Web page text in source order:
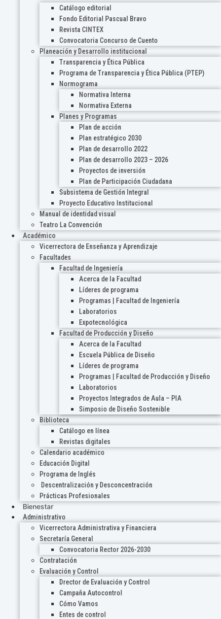
Catálogo editorial
Fondo Editorial Pascual Bravo
Revista CINTEX
Convocatoria Concurso de Cuento
Planeación y Desarrollo institucional
Transparencia y Ética Pública
Programa de Transparencia y Ética Pública (PTEP)
Normograma
Normativa Interna
Normativa Externa
Planes y Programas
Plan de acción
Plan estratégico 2030
Plan de desarrollo 2022
Plan de desarrollo 2023 – 2026
Proyectos de inversión
Plan de Participación Ciudadana
Subsistema de Gestión Integral
Proyecto Educativo Institucional
Manual de identidad visual
Teatro La Convención
Académico
Vicerrectora de Enseñanza y Aprendizaje
Facultades
Facultad de Ingeniería
Acerca de la Facultad
Líderes de programa
Programas | Facultad de Ingeniería
Laboratorios
Expotecnológica
Facultad de Producción y Diseño
Acerca de la Facultad
Escuela Pública de Diseño
Líderes de programa
Programas | Facultad de Producción y Diseño
Laboratorios
Proyectos Integrados de Aula – PIA
Simposio de Diseño Sostenible
Biblioteca
Catálogo en línea
Revistas digitales
Calendario académico
Educación Digital
Programa de Inglés
Descentralización y Desconcentración
Prácticas Profesionales
Bienestar
Administrativo
Vicerrectora Administrativa y Financiera
Secretaría General
Convocatoria Rector 2026-2030
Contratación
Evaluación y Control
Drector de Evaluación y Control
Campaña Autocontrol
Cómo Vamos
Entes de control